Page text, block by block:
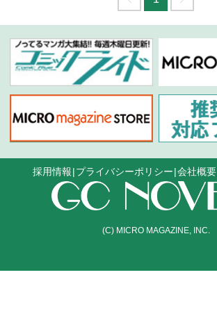
採用情報 プライバシーポリシー 会社概要
(C) MICRO MAGAZINE, INC.